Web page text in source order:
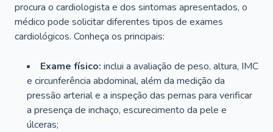
procura o cardiologista e dos sintomas apresentados, o
médico pode solicitar diferentes tipos de exames
cardiológicos. Conheça os principais:
Exame físico: inclui a avaliação de peso, altura, IMC
e circunferência abdominal, além da medição da
pressão arterial e a inspeção das pernas para verificar
a presença de inchaço, escurecimento da pele e
úlceras;